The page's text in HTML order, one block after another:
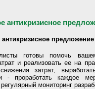
антикризисное
предложение
готовы помочь
и реализовать ее на
снижения затрат,
- проработать каждое
мониторинг